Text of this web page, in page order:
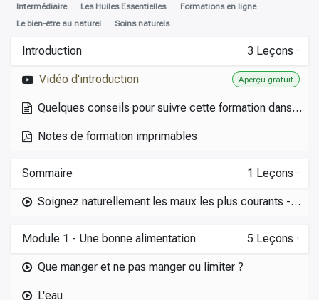
Intermédiaire Les Huiles Essentielles
Formations en ligne
Le bien-être au naturel
Soins naturels
Introduction 3 Leçons ·
Vidéo d'introduction Aperçu gratuit
Quelques conseils pour suivre cette formation dans les meilleures conditions
Notes de formation imprimables
Sommaire 1 Leçons ·
Soignez naturellement les maux les plus courants - adolescents et adultes
Module 1 - Une bonne alimentation 5 Leçons ·
Que manger et ne pas manger ou limiter ?
L'eau